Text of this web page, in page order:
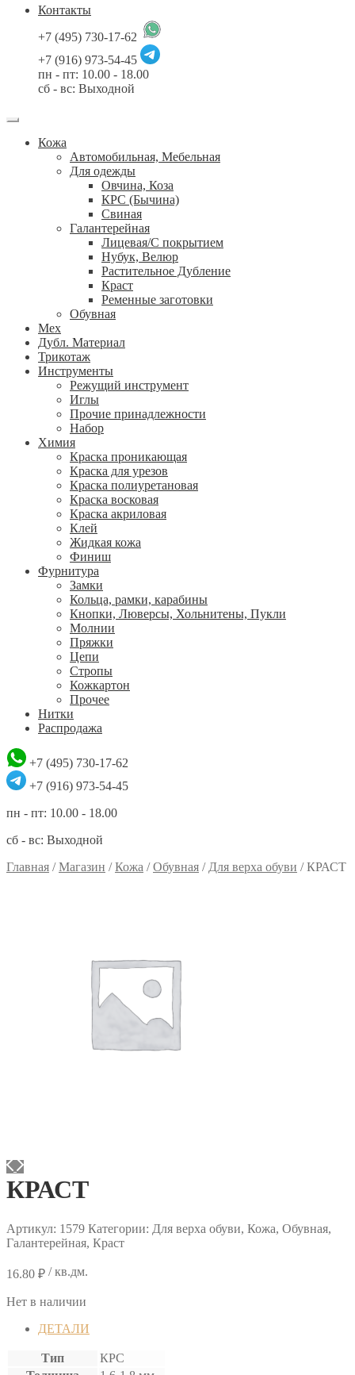
Контакты
+7 (495) 730-17-62
+7 (916) 973-54-45
пн - пт: 10.00 - 18.00
сб - вс: Выходной
Кожа
Автомобильная, Мебельная
Для одежды
Овчина, Коза
КРС (Бычина)
Свиная
Галантерейная
Лицевая/С покрытием
Нубук, Велюр
Растительное Дубление
Краст
Ременные заготовки
Обувная
Мех
Дубл. Материал
Трикотаж
Инструменты
Режущий инструмент
Иглы
Прочие принадлежности
Набор
Химия
Краска проникающая
Краска для урезов
Краска полиуретановая
Краска восковая
Краска акриловая
Клей
Жидкая кожа
Финиш
Фурнитура
Замки
Кольца, рамки, карабины
Кнопки, Люверсы, Хольнитены, Пукли
Молнии
Пряжки
Цепи
Стропы
Кожкартон
Прочее
Нитки
Распродажа
+7 (495) 730-17-62
+7 (916) 973-54-45
пн - пт: 10.00 - 18.00
сб - вс: Выходной
Главная /Магазин /Кожа /Обувная / Для верха обуви /КРАСТ
КРАСТ
Артикул: 1579 Категории: Для верха обуви, Кожа, Обувная,
Галантерейная, Краст
16.80 ₽ / кв.дм.
Нет в наличии
ДЕТАЛИ
Тип
КРС